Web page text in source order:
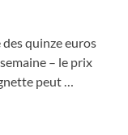
quinze euros
– le prix
peut…